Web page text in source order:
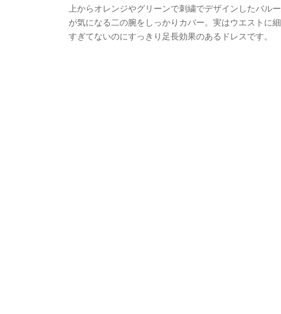
上からオレンジやグリーンで刺繍でデザインしたバル
が気になる二の腕をしっかりカバー。実はウエストに
すぎてないのにすっきり足長効果のあるドレスです。